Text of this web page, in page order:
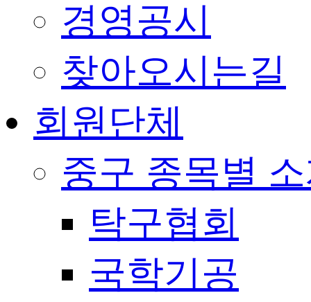
경영공시
찾아오시는길
회원단체
중구 종목별
탁구협회
국학기공